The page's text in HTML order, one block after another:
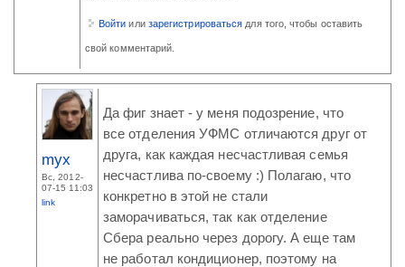
Войти или зарегистрироваться для того, чтобы оставить
свой комментарий.
myx
Вс, 2012-
07-15 11:03
link
Да фиг знает - у меня подозрение, что
все отделения УФМС отличаются друг от
друга, как каждая несчастливая семья
несчастлива по-своему :) Полагаю, что
конкретно в этой не стали
заморачиваться, так как отделение
Сбера реально через дорогу. А еще там
не работал кондиционер, поэтому на